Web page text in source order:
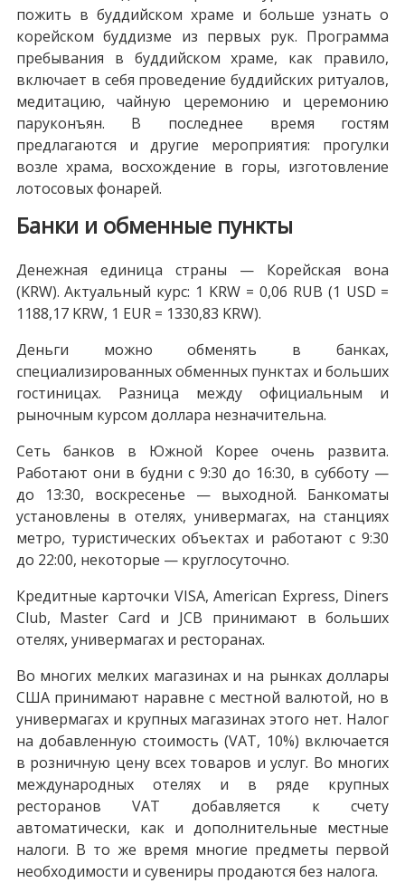
пожить в буддийском храме и больше узнать о
корейском буддизме из первых рук. Программа
пребывания в буддийском храме, как правило,
включает в себя проведение буддийских ритуалов,
медитацию, чайную церемонию и церемонию
паруконъян. В последнее время гостям
предлагаются и другие мероприятия: прогулки
возле храма, восхождение в горы, изготовление
лотосовых фонарей.
Банки и обменные пункты
Денежная единица страны — Корейская вона
(KRW). Актуальный курс: 1 KRW = 0,06 RUB (1 USD =
1188,17 KRW, 1 EUR = 1330,83 KRW).
Деньги можно обменять в банках,
специализированных обменных пунктах и больших
гостиницах. Разница между официальным и
рыночным курсом доллара незначительна.
Сеть банков в Южной Корее очень развита.
Работают они в будни с 9:30 до 16:30, в субботу —
до 13:30, воскресенье — выходной. Банкоматы
установлены в отелях, универмагах, на станциях
метро, туристических объектах и работают с 9:30
до 22:00, некоторые — круглосуточно.
Кредитные карточки VISA, American Express, Diners
Club, Master Card и JCB принимают в больших
отелях, универмагах и ресторанах.
Во многих мелких магазинах и на рынках доллары
США принимают наравне с местной валютой, но в
универмагах и крупных магазинах этого нет. Налог
на добавленную стоимость (VAT, 10%) включается
в розничную цену всех товаров и услуг. Во многих
международных отелях и в ряде крупных
ресторанов VAT добавляется к счету
автоматически, как и дополнительные местные
налоги. В то же время многие предметы первой
необходимости и сувениры продаются без налога.